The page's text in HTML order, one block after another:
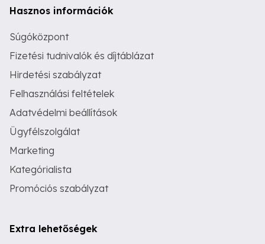
Hasznos információk
Súgóközpont
Fizetési tudnivalók és díjtáblázat
Hirdetési szabályzat
Felhasználási feltételek
Adatvédelmi beállítások
Ügyfélszolgálat
Marketing
Kategórialista
Promóciós szabályzat
Extra lehetőségek